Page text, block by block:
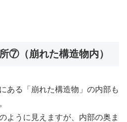
⑦（崩れた構造物内）
ある「崩れた構造物」の内部も
ように見えますが、内部の奥ま